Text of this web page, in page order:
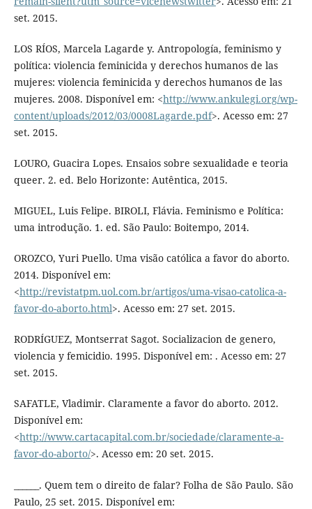
set. 2015.
LOS RÍOS, Marcela Lagarde y. Antropología, feminismo y
política: violencia feminicida y derechos humanos de las
mujeres: violencia feminicida y derechos humanos de las
mujeres. 2008. Disponível em: <http://www.ankulegi.org/wp-
content/uploads/2012/03/0008Lagarde.pdf>. Acesso em: 27
set. 2015.
LOURO, Guacira Lopes. Ensaios sobre sexualidade e teoria
queer. 2. ed. Belo Horizonte: Autêntica, 2015.
MIGUEL, Luis Felipe. BIROLI, Flávia. Feminismo e Política:
uma introdução. 1. ed. São Paulo: Boitempo, 2014.
OROZCO, Yuri Puello. Uma visão católica a favor do aborto.
2014. Disponível em:
<http://revistatpm.uol.com.br/artigos/uma-visao-catolica-a-
favor-do-aborto.html>. Acesso em: 27 set. 2015.
RODRÍGUEZ, Montserrat Sagot. Socializacion de genero,
violencia y femicidio. 1995. Disponível em: . Acesso em: 27
set. 2015.
SAFATLE, Vladimir. Claramente a favor do aborto. 2012.
Disponível em:
<http://www.cartacapital.com.br/sociedade/claramente-a-
favor-do-aborto/>. Acesso em: 20 set. 2015.
______. Quem tem o direito de falar? Folha de São Paulo. São
Paulo, 25 set. 2015. Disponível em: